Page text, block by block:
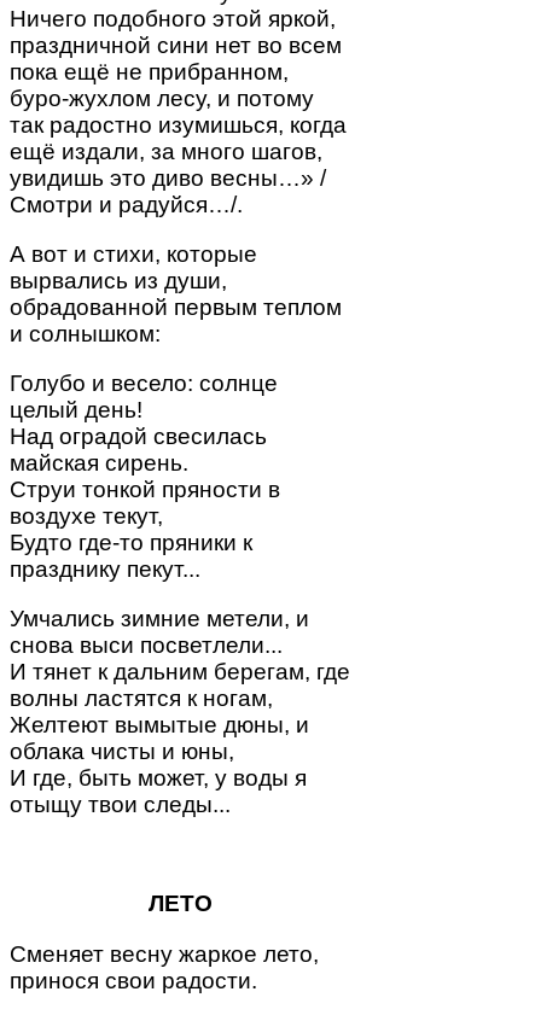
Ничего подобного этой яркой,
праздничной сини нет во всем
пока ещё не прибранном,
буро-жухлом лесу, и потому
так радостно изумишься, когда
ещё издали, за много шагов,
увидишь это диво весны…» /
Смотри и радуйся…/.
А вот и стихи, которые
вырвались из души,
обрадованной первым теплом
и солнышком:
Голубо и весело: солнце
целый день!
Над оградой свесилась
майская сирень.
Струи тонкой пряности в
воздухе текут,
Будто где-то пряники к
празднику пекут...
Умчались зимние метели, и
снова выси посветлели...
И тянет к дальним берегам, где
волны ластятся к ногам,
Желтеют вымытые дюны, и
облака чисты и юны,
И где, быть может, у воды я
отыщу твои следы...
ЛЕТО
Сменяет весну жаркое лето,
принося свои радости.